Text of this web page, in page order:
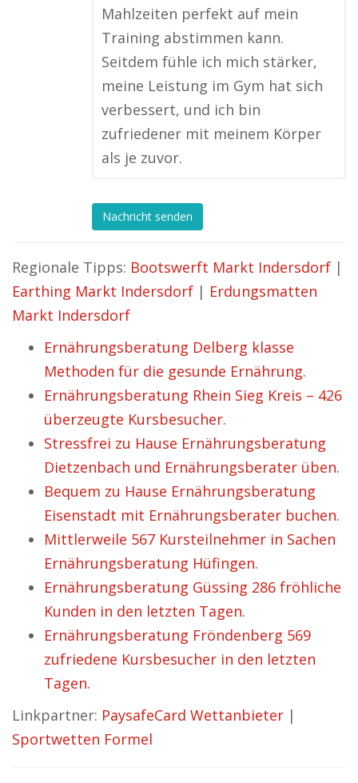
Mahlzeiten perfekt auf mein
Training abstimmen kann.
Seitdem fühle ich mich stärker,
meine Leistung im Gym hat sich
verbessert, und ich bin
zufriedener mit meinem Körper
als je zuvor.
Nachricht senden
Regionale Tipps: Bootswerft Markt Indersdorf |
Earthing Markt Indersdorf | Erdungsmatten
Markt Indersdorf
Ernährungsberatung Delberg klasse
Methoden für die gesunde Ernährung.
Ernährungsberatung Rhein Sieg Kreis – 426
überzeugte Kursbesucher.
Stressfrei zu Hause Ernährungsberatung
Dietzenbach und Ernährungsberater üben.
Bequem zu Hause Ernährungsberatung
Eisenstadt mit Ernährungsberater buchen.
Mittlerweile 567 Kursteilnehmer in Sachen
Ernährungsberatung Hüfingen.
Ernährungsberatung Güssing 286 fröhliche
Kunden in den letzten Tagen.
Ernährungsberatung Fröndenberg 569
zufriedene Kursbesucher in den letzten
Tagen.
Linkpartner: PaysafeCard Wettanbieter |
Sportwetten Formel